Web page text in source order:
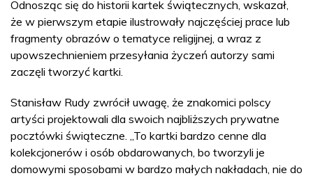
Odnosząc się do historii kartek świątecznych, wskazał,
że w pierwszym etapie ilustrowały najczęściej prace lub
fragmenty obrazów o tematyce religijnej, a wraz z
upowszechnieniem przesyłania życzeń autorzy sami
zaczęli tworzyć kartki.
Stanisław Rudy zwrócił uwagę, że znakomici polscy
artyści projektowali dla swoich najbliższych prywatne
pocztówki świąteczne. „To kartki bardzo cenne dla
kolekcjonerów i osób obdarowanych, bo tworzyli je
domowymi sposobami w bardzo małych nakładach, nie do